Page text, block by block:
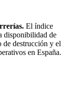
El índice
disponibilidad de
de destrucción y el
en España.